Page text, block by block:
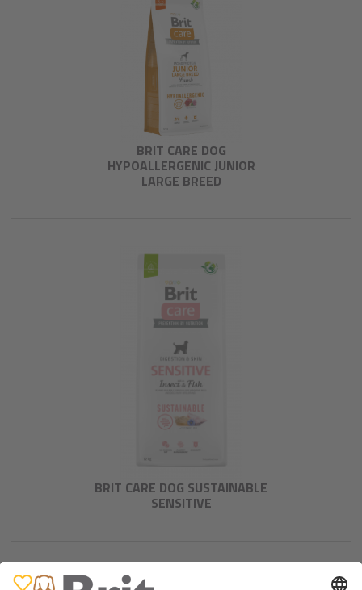
BRIT CARE DOG
HYPOALLERGENIC JUNIOR
LARGE BREED
BRIT CARE DOG SUSTAINABLE
SENSITIVE